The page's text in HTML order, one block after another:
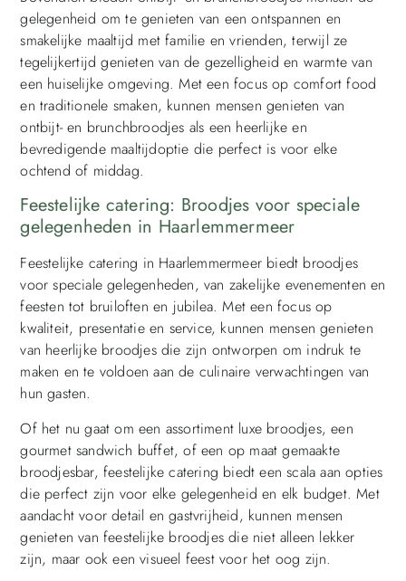
gelegenheid om te genieten van een ontspannen en
smakelijke maaltijd met familie en vrienden, terwijl ze
tegelijkertijd genieten van de gezelligheid en warmte van
een huiselijke omgeving. Met een focus op comfort food
en traditionele smaken, kunnen mensen genieten van
ontbijt- en brunchbroodjes als een heerlijke en
bevredigende maaltijdoptie die perfect is voor elke
ochtend of middag.
Feestelijke catering: Broodjes voor speciale
gelegenheden in Haarlemmermeer
Feestelijke catering in Haarlemmermeer biedt broodjes
voor speciale gelegenheden, van zakelijke evenementen en
feesten tot bruiloften en jubilea. Met een focus op
kwaliteit, presentatie en service, kunnen mensen genieten
van heerlijke broodjes die zijn ontworpen om indruk te
maken en te voldoen aan de culinaire verwachtingen van
hun gasten.
Of het nu gaat om een assortiment luxe broodjes, een
gourmet sandwich buffet, of een op maat gemaakte
broodjesbar, feestelijke catering biedt een scala aan opties
die perfect zijn voor elke gelegenheid en elk budget. Met
aandacht voor detail en gastvrijheid, kunnen mensen
genieten van feestelijke broodjes die niet alleen lekker
zijn, maar ook een visueel feest voor het oog zijn.